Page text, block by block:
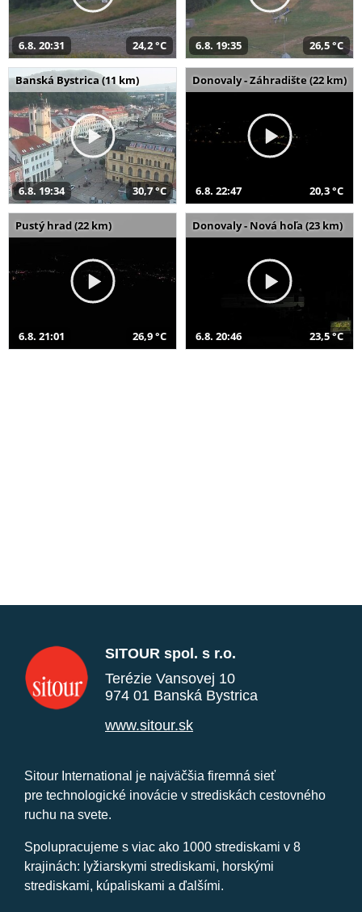
6.8. 20:31 24,2 °C 6.8. 19:35 26,5 °C
Banská Bystrica (11 km)
6.8. 19:34 30,7 °C
Donovaly - Záhradište (22 km)
6.8. 22:47 20,3 °C
Pustý hrad (22 km)
6.8. 21:01 26,9 °C
Donovaly - Nová hoľa (23 km)
6.8. 20:46 23,5 °C
SITOUR spol. s r.o.
Terézie Vansovej 10
974 01 Banská Bystrica
www.sitour.sk
Sitour International je najväčšia firemná sieť
pre technologické inovácie v strediskách cestovného
ruchu na svete.
Spolupracujeme s viac ako 1000 strediskami v 8
krajinách: lyžiarskymi strediskami, horskými
strediskami, kúpaliskami a ďalšími.